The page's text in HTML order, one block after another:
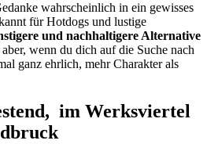
wahrscheinlich in ein gewisses
für Hotdogs und lustige
und nachhaltigere Alternative
wenn du dich auf die Suche nach
ganz ehrlich, mehr Charakter als
im Werksviertel